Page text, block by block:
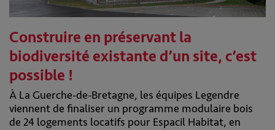
Construire en préservant la
biodiversité existante d’un site, c’est
possible !
À La Guerche-de-Bretagne, les équipes Legendre
viennent de finaliser un programme modulaire bois
de 24 logements locatifs pour Espacil Habitat, en